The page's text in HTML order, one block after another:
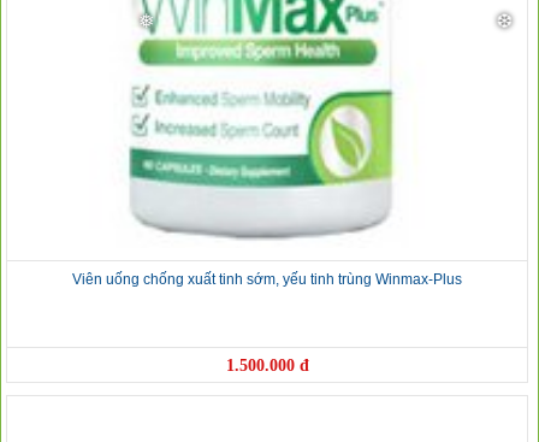
Viên uống chống xuất tinh sớm, yếu tinh trùng Winmax-Plus
1.500.000 đ